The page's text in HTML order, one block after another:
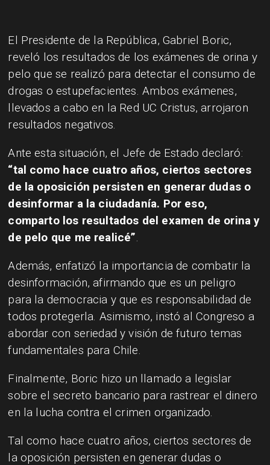
El Presidente de la República, Gabriel Boric,
reveló los resultados de los exámenes de orina y
pelo que se realizó para detectar el consumo de
drogas o estupefacientes. Ambos exámenes,
llevados a cabo en la Red UC Cristus, arrojaron
resultados negativos.
Ante esta situación, el Jefe de Estado declaró:
“tal como hace cuatro años, ciertos sectores
de la oposición persisten en generar dudas o
desinformar a la ciudadanía. Por eso,
comparto los resultados del examen de orina y
de pelo que me realicé”.
Además, enfatizó la importancia de combatir la
desinformación, afirmando que es un peligro
para la democracia y que es responsabilidad de
todos protegerla. Asimismo, instó al Congreso a
abordar con seriedad y visión de futuro temas
fundamentales para Chile.
Finalmente, Boric hizo un llamado a legislar
sobre el secreto bancario para rastrear el dinero
en la lucha contra el crimen organizado.
Tal como hace cuatro años, ciertos sectores de
la oposición persisten en generar dudas o